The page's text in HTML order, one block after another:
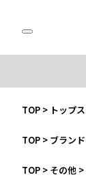
TOP > トップス
TOP > ブランド
TOP > その他 >